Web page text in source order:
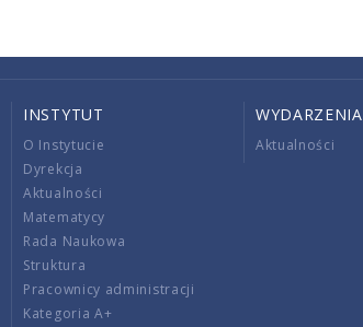
INSTYTUT
O Instytucie
Dyrekcja
Aktualności
Matematycy
Rada Naukowa
Struktura
Pracownicy administracji
Kategoria A+
WYDARZENIA
Aktualności